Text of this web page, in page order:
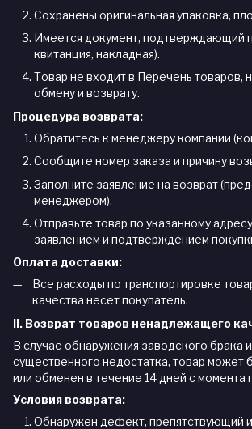
Сохранены оригинальная упаковка,
Имеется документ, подтверждающий
квитанция, накладная).
Товар не входит в Перечень товаров,
обмену и возврату.
Процедура возврата:
Обратитесь к менеджеру компании
Сообщите номер заказа и причину
Заполните заявление на возврат
менеджером).
Отправьте товар по указанному
заявлением и подтверждением
Оплата доставки:
Все расходы по транспортировке
качества несет покупатель.
II. Возврат товаров ненадлежащего
В случае обнаружения заводского брака
существенного недостатка, товар может
или обменен в течение 14 дней с момента
Условия возврата:
Обнаружен дефект, препятствующий